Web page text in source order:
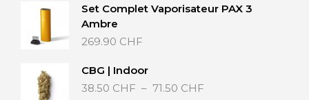
à
Set Complet Vaporisateur PAX 3
Ambre
269.90 CHF
CBG | Indoor
38.50 CHF – 71.50 CHF